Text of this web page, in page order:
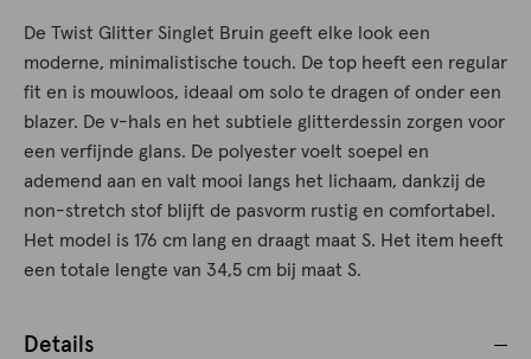
De Twist Glitter Singlet Bruin geeft elke look een
moderne, minimalistische touch. De top heeft een regular
fit en is mouwloos, ideaal om solo te dragen of onder een
blazer. De v-hals en het subtiele glitterdessin zorgen voor
een verfijnde glans. De polyester voelt soepel en
ademend aan en valt mooi langs het lichaam, dankzij de
non-stretch stof blijft de pasvorm rustig en comfortabel.
Het model is 176 cm lang en draagt maat S. Het item heeft
een totale lengte van 34,5 cm bij maat S.
Details